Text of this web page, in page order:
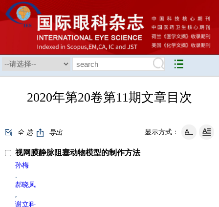
2020年第20卷第11期文章目次
全 选 导出 显示方式：
视网膜静脉阻塞动物模型的制作方法
孙梅
,
郝晓凤
,
谢立科